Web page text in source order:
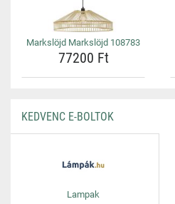
Markslöjd Markslöjd 108783
77200 Ft
KEDVENC E-BOLTOK
Lampak